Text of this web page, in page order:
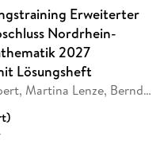
Erweiterter
Nordrhein-
2027
Lösungsheft
Martina Lenze, Bernd